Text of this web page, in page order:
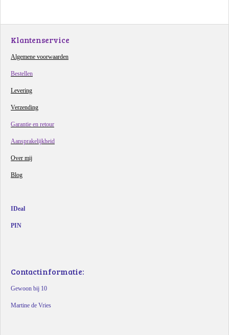
Klantenservice
Algemene voorwaarden
Bestellen
Levering
Verzending
Garantie en retour
Aansprakelijkheid
Over mij
Blog
IDeal
PIN
Contactinformatie:
Gewoon bij 10
Martine de Vries